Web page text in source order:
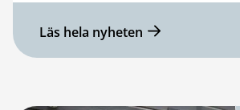
Läs hela nyheten